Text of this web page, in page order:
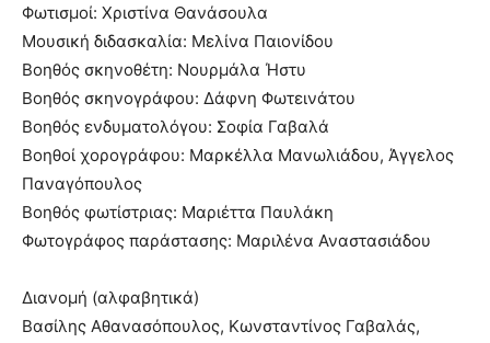
Φωτισμοί: Χριστίνα Θανάσουλα
Μουσική διδασκαλία: Μελίνα Παιονίδου
Βοηθός σκηνοθέτη: Νουρμάλα Ήστυ
Βοηθός σκηνογράφου: Δάφνη Φωτεινάτου
Βοηθός ενδυματολόγου: Σοφία Γαβαλά
Βοηθοί χορογράφου: Μαρκέλλα Μανωλιάδου, Άγγελος
Παναγόπουλος
Βοηθός φωτίστριας: Μαριέττα Παυλάκη
Φωτογράφος παράστασης: Μαριλένα Αναστασιάδου
Διανομή (αλφαβητικά)
Βασίλης Αθανασόπουλος, Κωνσταντίνος Γαβαλάς,